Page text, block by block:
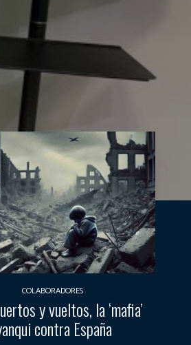
COLABORADORES
y vueltos, la ‘mafia’
contra España